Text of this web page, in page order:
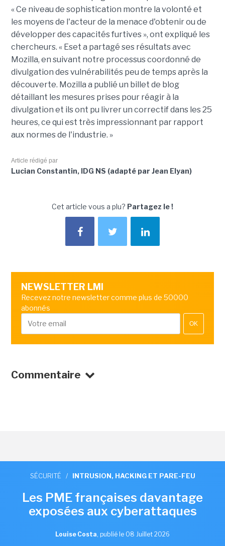
« Ce niveau de sophistication montre la volonté et
les moyens de l'acteur de la menace d'obtenir ou de
développer des capacités furtives », ont expliqué les
chercheurs. « Eset a partagé ses résultats avec
Mozilla, en suivant notre processus coordonné de
divulgation des vulnérabilités peu de temps après la
découverte. Mozilla a publié un billet de blog
détaillant les mesures prises pour réagir à la
divulgation et ils ont pu livrer un correctif dans les 25
heures, ce qui est très impressionnant par rapport
aux normes de l'industrie. »
Article rédigé par
Lucian Constantin, IDG NS (adapté par Jean Elyan)
Cet article vous a plu? Partagez le !
NEWSLETTER LMI
Recevez notre newsletter comme plus de 50000
abonnés
OK
Commentaire
SÉCURITÉ / INTRUSION, HACKING ET PARE-FEU
Les PME françaises davantage
exposées aux cyberattaques
Louise Costa, publié le 08 Juillet 2026